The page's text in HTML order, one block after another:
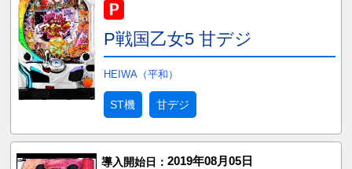
P戦国乙女5 甘デジ
HEIWA（平和）
ST機 甘デジ
導入開始日： 2019年08月05日